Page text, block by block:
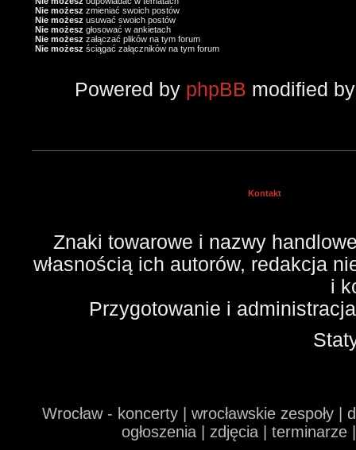
Nie możesz zmieniać swoich postów
Nie możesz usuwać swoich postów
Nie możesz głosować w ankietach
Nie możesz załączać plików na tym forum
Nie możesz ściągać załączników na tym forum
Powered by phpBB modified
Kontakt
Znaki towarowe i nazwy
własnością ich autorów, redakcja
i
Przygotowanie i
Wrocław - koncerty | wrocławskie zespoły
ogłoszenia | zdjęcia |